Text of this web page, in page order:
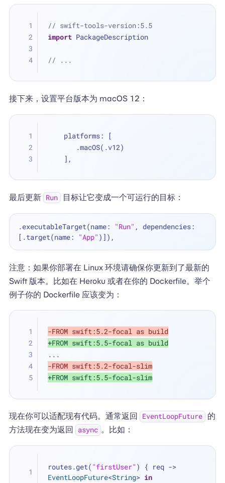
// swift-tools-version:5.5
import PackageDescription
// ...
接下来，设置平台版本为 macOS 12：
    platforms: [
       .macOS(.v12)
    ],
最后更新 Run 目标让它变成一个可运行的目标：
.executableTarget(name: "Run" , dependencies:
[.target(name: "App"
注意：如果你部署在 Linux 环境请确保你更新到了最新的
Swift 版本。比如在 Heroku 或者在你的 Dockerfile。举个
例子你的 Dockerfile 应该变为：
-FROM swift:5.2-focal as build
+FROM swift:5.5-focal as build
...
-FROM swift:5.2-focal-slim
+FROM swift:5.5-focal-slim
现在你可以适配现有代码。通常返回 EventLoopFuture
的
方法现在变为返回
async 。比如：
routes.get( "firstUser"
EventLoopFuture<String> in